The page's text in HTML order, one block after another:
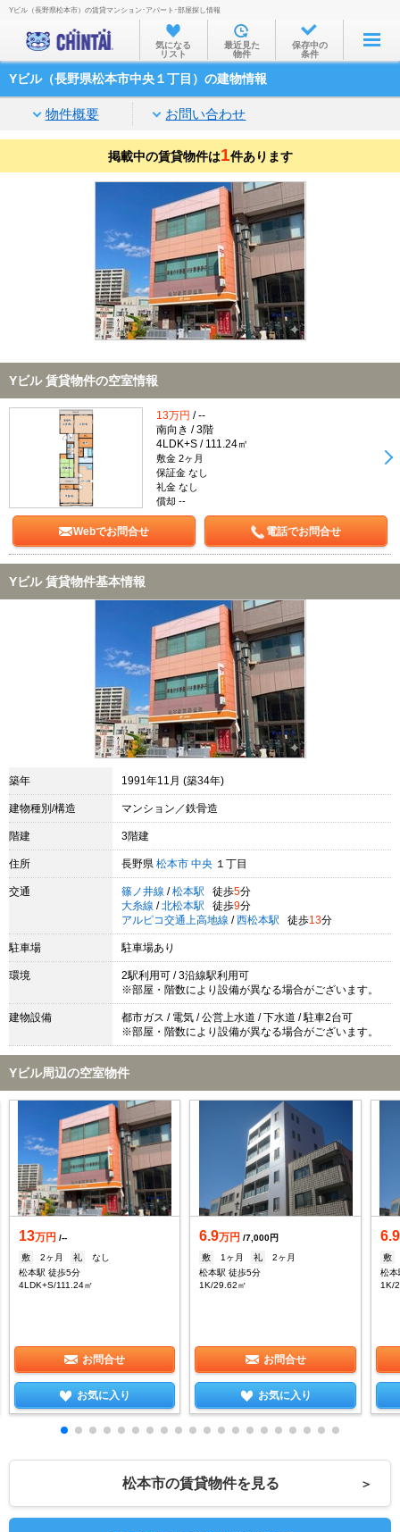
お部屋を探す
沿線・駅から
住所から
家賃相場から
通勤通学時間から
物件特集から
不動産会社から
TOP
Yビル（長野県松本市）の賃貸マンション･アパート･部屋探し情報
気になる
リスト
最近見た
物件
保存中の
条件
Yビル（長野県松本市中央１丁目）の建物情報
物件概要 お問い合わせ
掲載中の賃貸物件は1件あります
Yビル 賃貸物件の空室情報
13万円 / --
南向き / 3階
4LDK+S / 111.24㎡
敷金 2ヶ月
保証金 なし
礼金 なし
償却 --
Webでお問合せ 電話でお問合せ
Yビル 賃貸物件基本情報
築年 1991年11月 (築34年)
建物種別/構造 マンション／鉄骨造
階建 3階建
住所 長野県 松本市 中央 １丁目
交通 篠ノ井線 / 松本駅 徒歩5分
大糸線 / 北松本駅 徒歩9分
アルピコ交通上高地線 / 西松本駅 徒歩13分
駐車場 駐車場あり
環境
2駅利用可 / 3沿線駅利用可
※部屋・階数により設備が異なる場合がございます。
建物設備
都市ガス / 電気 / 公営上水道 / 下水道 / 駐車2台可
※部屋・階数により設備が異なる場合がございます。
Yビル周辺の空室物件
13万円 /--
敷
2ヶ月 礼
なし
松本駅 徒歩5分
4LDK+S/111.24㎡
お問合せ
お気に入り
6.9万円 /7,000円
敷
1ヶ月 礼
2ヶ月
松本駅 徒歩5分
1K/29.62㎡
お問合せ
お気に入り
6.9
敷
松本
1K/
松本市の賃貸物件を見る ＞